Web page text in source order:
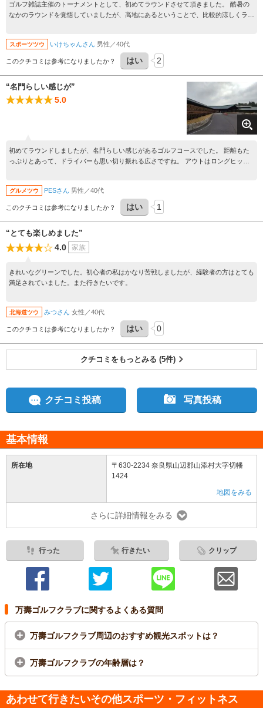
ゴルフ雑誌主催のトーナメントとして、初めてラウンドさせて頂きました。 酷暑の
なかのラウンドを覚悟していましたが、高地にあるということで、比較的涼しくラウ
し分無く、大変楽しくラウンドすることができました。 大阪からは若干遠いので、
なかなかラウンドする機会はありませんが、是非もう一度お邪魔したいと思います。
スポーツツウ いけちゃんさん 男性／40代
このクチコミは参考になりましたか？ はい 2
“名門らしい感じが”
5.0
初めてラウンドしましたが、名門らしい感じがあるゴルフコースでした。 距離もた
っぷりとあって、ドライバーも思い切り振れる広さですね。 アウトはロングヒッタ
もらいました。 ありがとうございました。
グルメツウ PESさん 男性／40代
このクチコミは参考になりましたか？ はい 1
“とても楽しめました”
4.0 家族
きれいなグリーンでした。初心者の私はかなり苦戦しましたが、経験者の方はとても
満足されていました。また行きたいです。
北海道ツウ みつさん 女性／40代
このクチコミは参考になりましたか？ はい 0
クチコミをもっとみる (5件)
クチコミ投稿 写真投稿
基本情報
所在地
〒630-2234 奈良県山辺郡山添村大字切幡
1424
地図をみる
さらに詳細情報をみる
行った 行きたい クリップ
万壽ゴルフクラブに関するよくある質問
万壽ゴルフクラブ周辺のおすすめ観光スポットは？
万壽ゴルフクラブの年齢層は？
あわせて行きたいその他スポーツ・フィットネス